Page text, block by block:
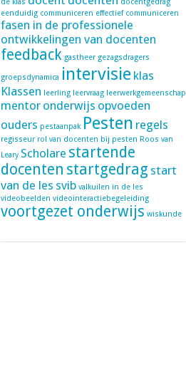
eenduidig communiceren effectief communiceren
fasen in de professionele
ontwikkelingen van docenten
feedback gastheer gezagsdragers
groepsdynamica intervisie klas
Klassen leerling leervraag leerwerkgemeenschap
mentor onderwijs opvoeden
ouders pestaanpak Pesten regels
regisseur rol van docenten bij pesten Roos van
Leary Scholare startende
docenten startgedrag start
van de les svib valkuilen in de les
videobeelden videointeractiebegeleiding
voortgezet onderwijs wiskunde